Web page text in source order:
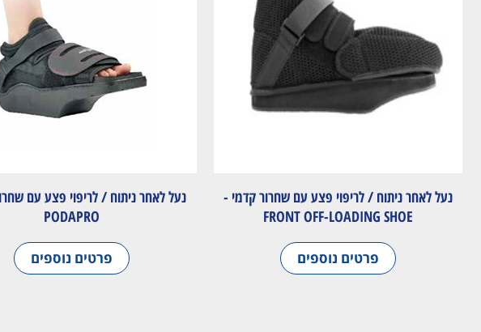
נעל לאחר ניתוח / לריפוי פצע עם שחרור קדמי -
FRONT OFF-LOADING SHOE
פרטים נוספים
נעל לאחר ניתוח / לריפוי פצע עם
PODAPRO
פרטים נוספים